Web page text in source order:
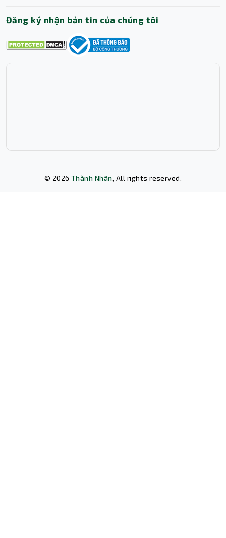
Đăng ký nhận bản tin của chúng tôi
© 2026 Thành Nhân, All rights reserved.